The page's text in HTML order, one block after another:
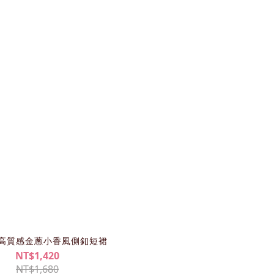
質感金蔥小香風側釦短裙
NT$1,420
NT$1,680